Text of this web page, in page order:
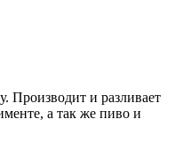
Производит и разливает
а так же пиво и